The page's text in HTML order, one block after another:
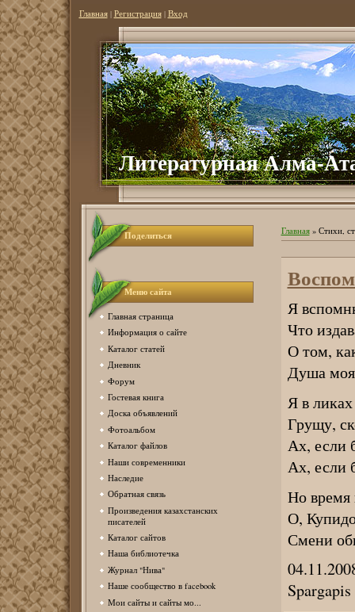
Главная| Регистрация| Вход
Литературная Алма-
Поделиться
Меню сайта
Главная страница
Информация о сайте
Каталог статей
Дневник
Форум
Гостевая книга
Доска объявлений
Фотоальбом
Каталог файлов
Наши современники
Наследие
Обратная связь
Произведения казахстанских
писателей
Каталог сайтов
Наша библиотечка
Журнал "Нива"
Наше сообщество в facebook
Мои сайты и сайты мо...
Главная» Стихи,
Я
Что
О том,
Душа моя
Я в
Грущу,
Ах, если
Ах, если
Но время
О,
Смени
Spargapis